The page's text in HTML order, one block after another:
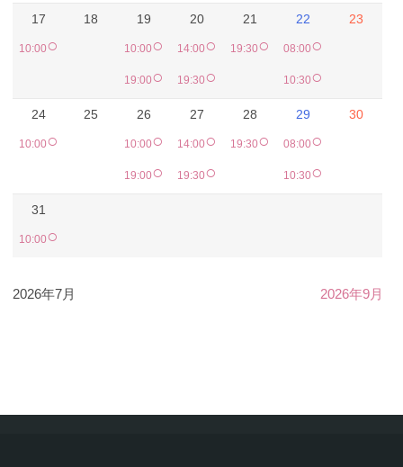
17
10:00○
18 19
10:00○
19:00○
20
14:00○
19:30○
21
19:30○
22
08:00○
10:30○
23
24
10:00○
25 26
10:00○
19:00○
27
14:00○
19:30○
28
19:30○
29
08:00○
10:30○
30
31
10:00○
2026年7月 2026年9月